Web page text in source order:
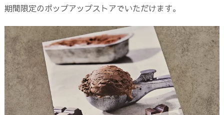
期間限定のポップアップストアでいただけます。